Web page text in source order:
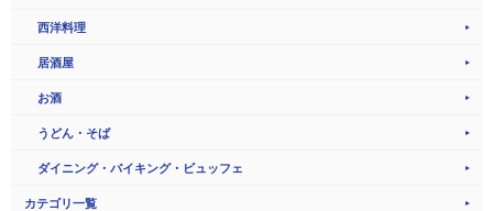
西洋料理
居酒屋
お酒
うどん・そば
ダイニング・バイキング・ビュッフェ
カテゴリ一覧